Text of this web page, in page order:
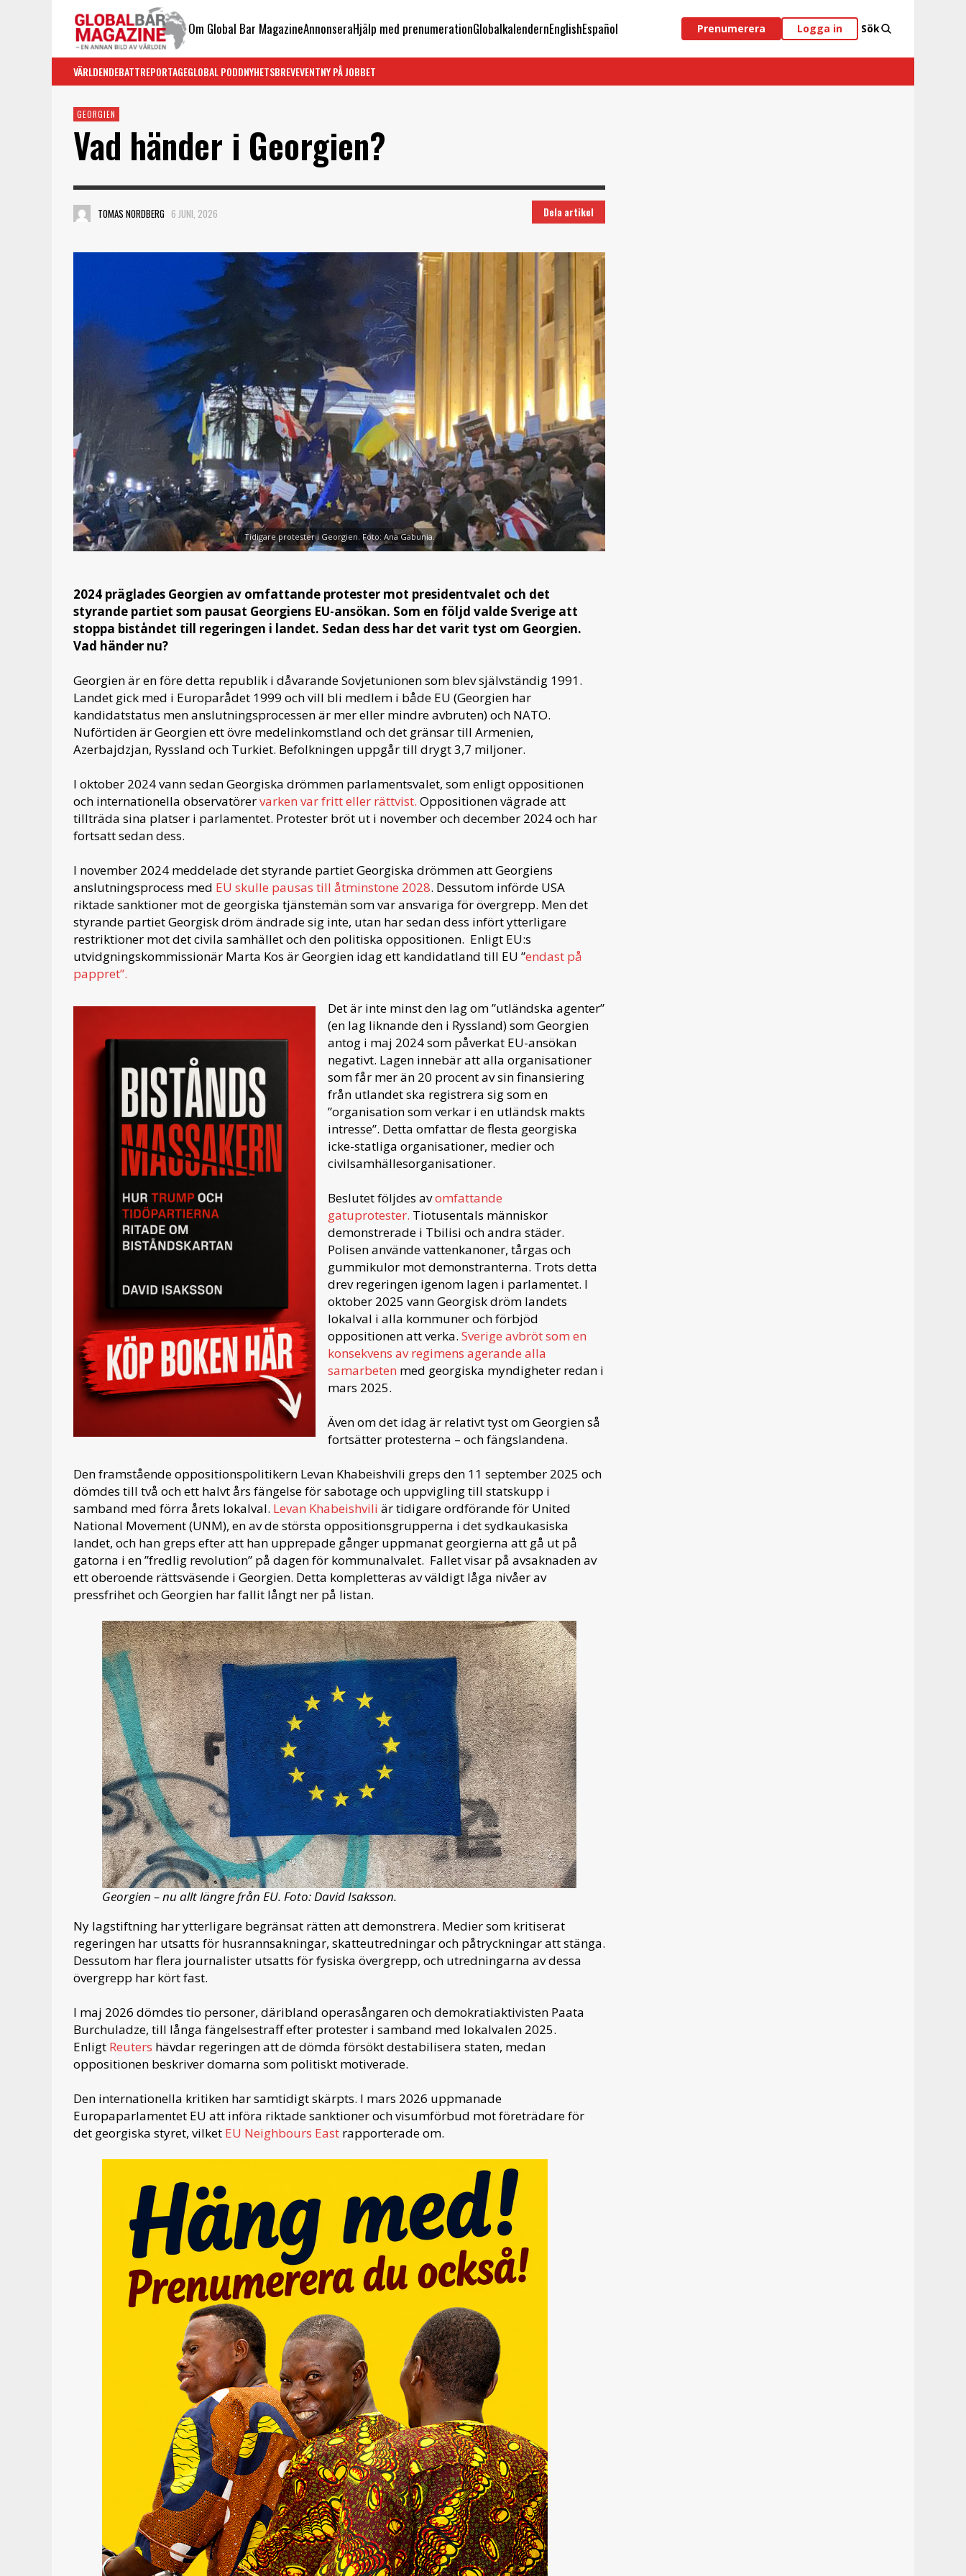
Om Global Bar MagazineAnnonseraHjälp med prenumerationGlobalkalendernEnglishEspañol Prenumerera Logga in Sök
VÄRLDENDEBATTREPORTAGEGLOBAL PODDNYHETSBREVEVENTNY PÅ JOBBET
GEORGIEN
Vad händer i Georgien?
TOMAS NORDBERG 6 JUNI, 2026 Dela artikel
Tidigare protester i Georgien. Foto: Ana Gabunia.
2024 präglades Georgien av omfattande protester mot presidentvalet och det
styrande partiet som pausat Georgiens EU-ansökan. Som en följd valde Sverige att
stoppa biståndet till regeringen i landet. Sedan dess har det varit tyst om Georgien.
Vad händer nu?
Georgien är en före detta republik i dåvarande Sovjetunionen som blev självständig 1991.
Landet gick med i Europarådet 1999 och vill bli medlem i både EU (Georgien har
kandidatstatus men anslutningsprocessen är mer eller mindre avbruten) och NATO.
Nuförtiden är Georgien ett övre medelinkomstland och det gränsar till Armenien,
Azerbajdzjan, Ryssland och Turkiet. Befolkningen uppgår till drygt 3,7 miljoner.
I oktober 2024 vann sedan Georgiska drömmen parlamentsvalet, som enligt oppositionen
och internationella observatörervarken var fritt eller rättvist. Oppositionen vägrade att
tillträda sina platser i parlamentet. Protester bröt ut i november och december 2024 och har
fortsatt sedan dess.
I november 2024 meddelade det styrande partiet Georgiska drömmen att Georgiens
anslutningsprocess med EU skulle pausas till åtminstone 2028. Dessutom införde USA
riktade sanktioner mot de georgiska tjänstemän som var ansvariga för övergrepp. Men det
styrande partiet Georgisk dröm ändrade sig inte, utan har sedan dess infört ytterligare
restriktioner mot det civila samhället och den politiska oppositionen. Enligt EU:s
utvidgningskommissionär Marta Kos är Georgien idag ett kandidatland till EU ”endast på
pappret”.
Det är inte minst den lag om ”utländska agenter”
(en lag liknande den i Ryssland) som Georgien
antog i maj 2024 som påverkat EU-ansökan
negativt. Lagen innebär att alla organisationer
som får mer än 20 procent av sin finansiering
från utlandet ska registrera sig som en
”organisation som verkar i en utländsk makts
intresse”. Detta omfattar de flesta georgiska
icke-statliga organisationer, medier och
civilsamhällesorganisationer.
Beslutet följdes avomfattande
gatuprotester. Tiotusentals människor
demonstrerade i Tbilisi och andra städer.
Polisen använde vattenkanoner, tårgas och
gummikulor mot demonstranterna. Trots detta
drev regeringen igenom lagen i parlamentet. I
oktober 2025 vann Georgisk dröm landets
lokalval i alla kommuner och förbjöd
oppositionen att verka. Sverige avbröt som en
konsekvens av regimens agerande alla
samarbeten med georgiska myndigheter redan i
mars 2025.
Även om det idag är relativt tyst om Georgien så
fortsätter protesterna – och fängslandena.
Den framstående oppositionspolitikern Levan Khabeishvili greps den 11 september 2025 och
dömdes till två och ett halvt års fängelse för sabotage och uppvigling till statskupp i
samband med förra årets lokalval. Levan Khabeishvili är tidigare ordförande för United
National Movement (UNM), en av de största oppositionsgrupperna i det sydkaukasiska
landet, och han greps efter att han upprepade gånger uppmanat georgierna att gå ut på
gatorna i en ”fredlig revolution” på dagen för kommunalvalet. Fallet visar på avsaknaden av
ett oberoende rättsväsende i Georgien. Detta kompletteras av väldigt låga nivåer av
pressfrihet och Georgien har fallit långt ner på listan.
Georgien – nu allt längre från EU. Foto: David Isaksson.
Ny lagstiftning har ytterligare begränsat rätten att demonstrera. Medier som kritiserat
regeringen har utsatts för husrannsakningar, skatteutredningar och påtryckningar att stänga.
Dessutom har flera journalister utsatts för fysiska övergrepp, och utredningarna av dessa
övergrepp har kört fast.
I maj 2026 dömdes tio personer, däribland operasångaren och demokratiaktivisten Paata
Burchuladze, till långa fängelsestraff efter protester i samband med lokalvalen 2025.
Enligt Reuters hävdar regeringen att de dömda försökt destabilisera staten, medan
oppositionen beskriver domarna som politiskt motiverade.
Den internationella kritiken har samtidigt skärpts. I mars 2026 uppmanade
Europaparlamentet EU att införa riktade sanktioner och visumförbud mot företrädare för
det georgiska styret, vilket EU Neighbours East rapporterade om.